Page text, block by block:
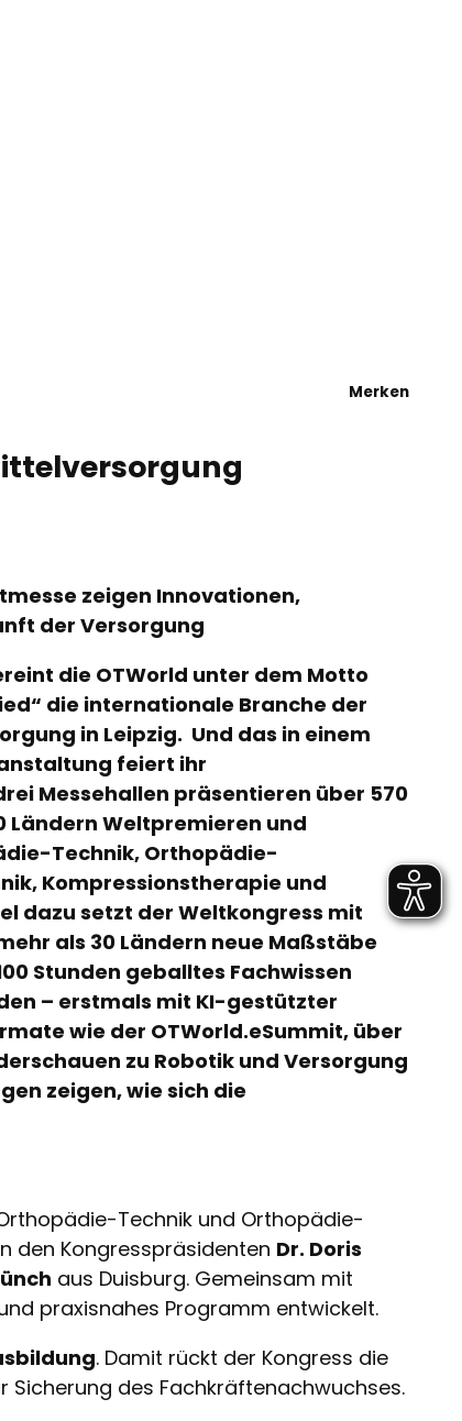
Merken
zeigen Innovationen,
der Versorgung
die OTWorld unter dem Motto
die internationale Branche der
in Leipzig. Und das in einem
feiert ihr
Messehallen präsentieren über 570
Ländern Weltpremieren und
Technik, Orthopädie-
Kompressionstherapie und
dazu setzt der Weltkongress mit
als 30 Ländern neue Maßstäbe
Stunden geballtes Fachwissen
– erstmals mit KI-gestützter
wie der OTWorld.eSummit, über
zu Robotik und Versorgung
zeigen, wie sich die
Technik und Orthopädie-
den Kongresspräsidenten Dr. Doris
aus Duisburg. Gemeinsam mit
praxisnahes Programm entwickelt.
. Damit rückt der Kongress die
des Fachkräftenachwuchses.